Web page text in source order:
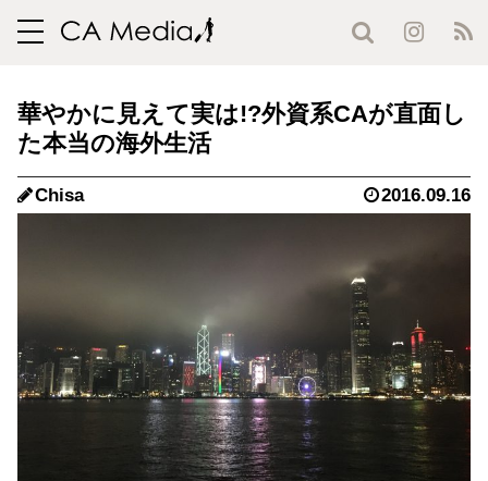
toggle
華やかに見えて実は!?外資系CAが直面し
た本当の海外生活
Chisa 2016.09.16